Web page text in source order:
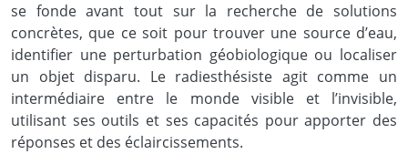
se fonde avant tout sur la recherche de solutions
concrètes, que ce soit pour trouver une source d’eau,
identifier une perturbation géobiologique ou localiser
un objet disparu. Le radiesthésiste agit comme un
intermédiaire entre le monde visible et l’invisible,
utilisant ses outils et ses capacités pour apporter des
réponses et des éclaircissements.